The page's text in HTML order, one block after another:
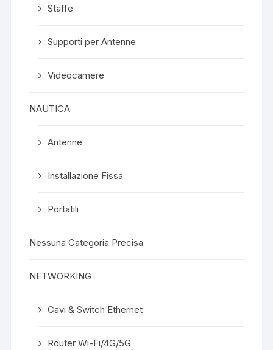
Staffe
Supporti per Antenne
Videocamere
NAUTICA
Antenne
Installazione Fissa
Portatili
Nessuna Categoria Precisa
NETWORKING
Cavi & Switch Ethernet
Router Wi-Fi/4G/5G